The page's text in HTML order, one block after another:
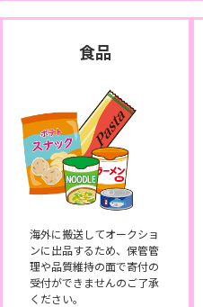
食品
海外に搬送してオークショ
ンに出品するため、保管管
理や品質維持の面で寄付の
受付ができませんのご了承
ください。